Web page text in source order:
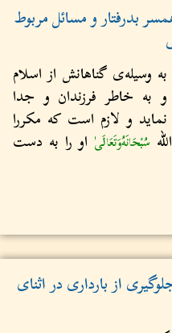
بدرفتار و مسائل مربوط
وسیله‌ی گناهانش از اسلام
به خاطر فرزندان و جدا
و لازم است که مکررا
سُبْحَانَهُ‌وَتَعَالَى او را به دست
جلوگیری از بارداری در اثنای